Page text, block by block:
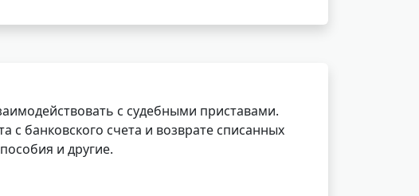
с судебными приставами.
с банковского счета и возврате списанных
и другие.